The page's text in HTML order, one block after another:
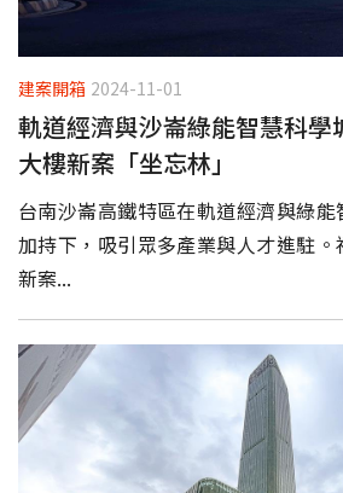
建案開箱 2024-11-01
軌道經濟與沙崙綠能智慧科學
大樓新案「坐忘林」
台南沙崙高鐵特區在軌道經濟與綠
加持下，吸引眾多產業與人才進駐
新案...